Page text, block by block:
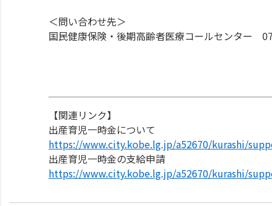
＜問い合わせ先＞
国民健康保険・後期高齢者医療コールセンター
【関連リンク】
出産育児一時金について
https://www.city.kobe.lg.jp/a52670/kurashi/
出産育児一時金の支給申請
https://www.city.kobe.lg.jp/a52670/kurashi/